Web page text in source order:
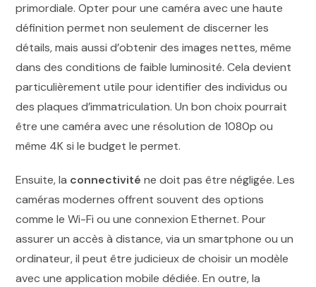
primordiale. Opter pour une caméra avec une haute
définition permet non seulement de discerner les
détails, mais aussi d’obtenir des images nettes, même
dans des conditions de faible luminosité. Cela devient
particulièrement utile pour identifier des individus ou
des plaques d’immatriculation. Un bon choix pourrait
être une caméra avec une résolution de 1080p ou
même 4K si le budget le permet.
Ensuite, la connectivité ne doit pas être négligée. Les
caméras modernes offrent souvent des options
comme le Wi-Fi ou une connexion Ethernet. Pour
assurer un accès à distance, via un smartphone ou un
ordinateur, il peut être judicieux de choisir un modèle
avec une application mobile dédiée. En outre, la